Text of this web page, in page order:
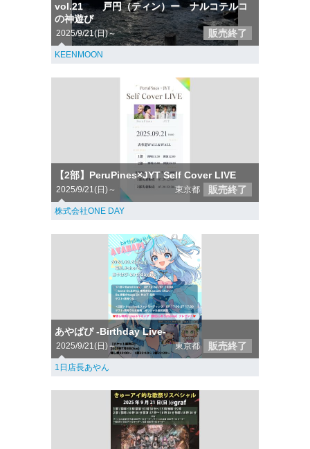
vol.21 戸円（ティン）ー ナルコテルコ
の神遊び
2025/9/21(日)～ 販売終了
KEENMOON
【2部】PeruPines×JYT Self Cover LIVE
2025/9/21(日)～ 東京都 販売終了
株式会社ONE DAY
あやぱぴ -Birthday Live-
2025/9/21(日)～ 東京都 販売終了
1日店長あやん